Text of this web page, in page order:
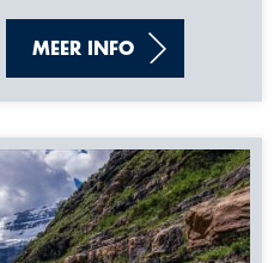
MEER INFO